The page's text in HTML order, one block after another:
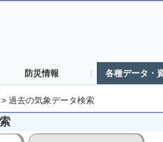
防災情報 各種データ・
> 過去の気象データ検索